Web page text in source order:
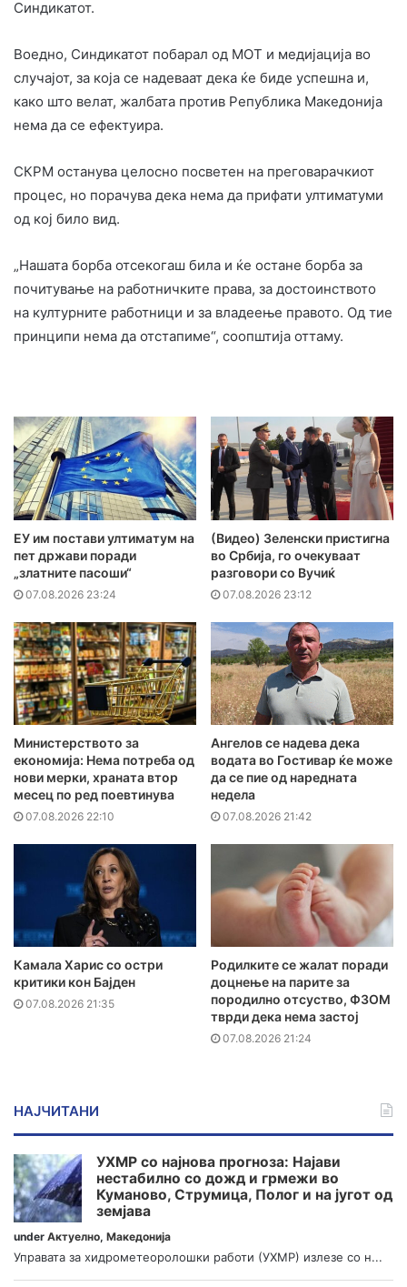
Синдикатот.
Воедно, Синдикатот побарал од МОТ и медијација во
случајот, за која се надеваат дека ќе биде успешна и,
како што велат, жалбата против Република Македонија
нема да се ефектуира.
СКРМ останува целосно посветен на преговарачкиот
процес, но порачува дека нема да прифати ултиматуми
од кој било вид.
„Нашата борба отсекогаш била и ќе остане борба за
почитување на работничките права, за достоинството
на културните работници и за владеење правото. Од тие
принципи нема да отстапиме“, соопштија оттаму.
ЕУ им постави ултиматум на
пет држави поради
„златните пасоши“
07.08.2026 23:24
(Видео) Зеленски пристигна
во Србија, го очекуваат
разговори со Вучиќ
07.08.2026 23:12
Министерството за
економија: Нема потреба од
нови мерки, храната втор
месец по ред поевтинува
07.08.2026 22:10
Ангелов се надева дека
водата во Гостивар ќе може
да се пие од наредната
недела
07.08.2026 21:42
Камала Харис со остри
критики кон Бајден
07.08.2026 21:35
Родилките се жалат поради
доцнење на парите за
породилно отсуство, ФЗОМ
тврди дека нема застој
07.08.2026 21:24
НАЈЧИТАНИ
УХМР со најнова прогноза: Најави
нестабилно со дожд и грмежи во
Куманово, Струмица, Полог и на југот од
земјава
under Актуелно, Македонија
Управата за хидрометеоролошки работи (УХМР) излезе со н...